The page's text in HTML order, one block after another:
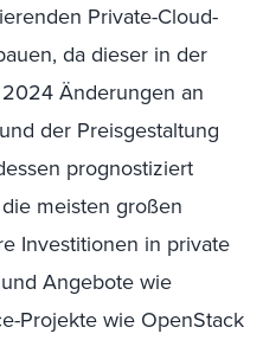
Private-Cloud-
da dieser in der
Änderungen an
der Preisgestaltung
prognostiziert
meisten großen
Investitionen in private
Angebote wie
Projekte wie OpenStack